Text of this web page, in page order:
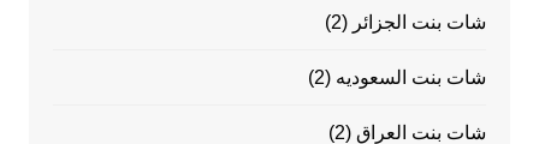
شات بنت الجزائر (2)
شات بنت السعوديه (2)
شات بنت العراق (2)